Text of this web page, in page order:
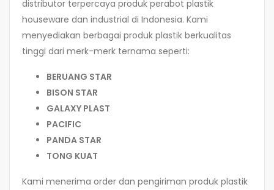
distributor terpercaya produk perabot plastik
houseware dan industrial di Indonesia. Kami
menyediakan berbagai produk plastik berkualitas
tinggi dari merk-merk ternama seperti:
BERUANG STAR
BISON STAR
GALAXY PLAST
PACIFIC
PANDA STAR
TONG KUAT
Kami menerima order dan pengiriman produk plastik